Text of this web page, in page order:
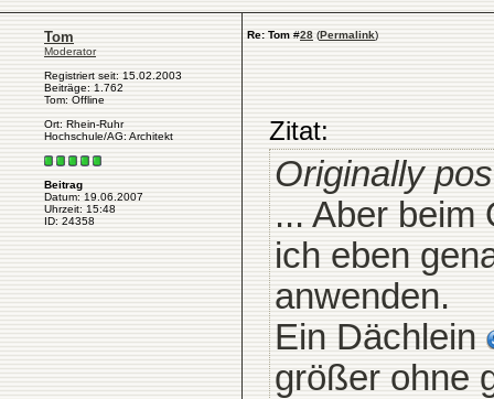
Tom
Moderator
Registriert seit: 15.02.2003
Beiträge: 1.762
Tom: Offline
Ort: Rhein-Ruhr
Hochschule/AG: Architekt
Beitrag
Datum: 19.06.2007
Uhrzeit: 15:48
ID: 24358
Re: Tom #28 (Permalink)
Zitat:
Originally
... Aber beim
ich eben
anwenden.
Ein Dächlein
größer ohne